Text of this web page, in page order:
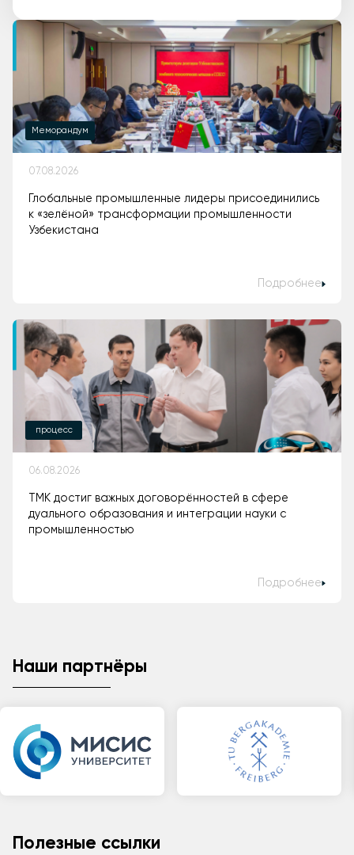
Меморандум
07.08.2026
Глобальные промышленные лидеры присоединились
к «зелёной» трансформации промышленности
Узбекистана
Подробнее
процесс
06.08.2026
ТМК достиг важных договорённостей в сфере
дуального образования и интеграции науки с
промышленностью
Подробнее
Наши партнёры
Полезные ссылки